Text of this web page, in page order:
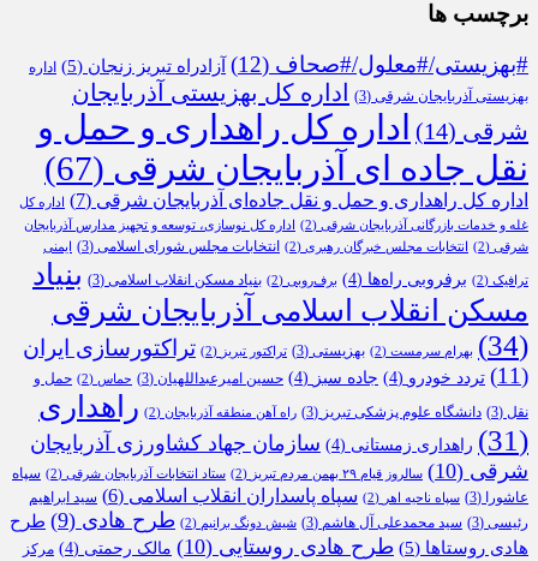
برچسب ها
#بهزیستی/#معلول/#صحاف (12) آزادراه تبریز زنجان (5)
اداره
بهزیستی آذربایجان شرقی (3)
اداره کل بهزیستی آذربایجان
شرقی (14)
اداره کل راهداری و حمل و
نقل جاده ای آذربایجان شرقی (67)
اداره کل راهداری و حمل و نقل جاده‌ای آذربایجان شرقی (7)
اداره کل
غله و خدمات بازرگانی آذربایجان شرقی (2)
اداره کل نوسازی، توسعه و تجهیز مدارس آذربایجان
شرقی (2) انتخابات مجلس خبرگان رهبری (2) انتخابات مجلس شورای اسلامی (3) ایمنی
ترافیک (2) برفروبی راه‌ها (4) برف‌روبی (2) بنیاد مسکن انقلاب اسلامی (3)
بنیاد
مسکن انقلاب اسلامی آذربایجان شرقی
(34)
بهرام سرمست (2) بهزیستی (3) تراکتور تبریز (2)
تراکتورسازی ایران
(11)
تردد خودرو (4) جاده سبز (4) حسین امیرعبداللهیان (3) حماس (2)
حمل و
نقل (3) دانشگاه علوم پزشکی تبریز (3) راه آهن منطقه آذربایجان (2)
راهداری
(31)
راهداری زمستانی (4)
سازمان جهاد کشاورزی آذربایجان
شرقی (10) سالروز قیام ۲۹ بهمن مردم تبریز (2) ستاد انتخابات آذربایجان شرقی (2)
سپاه
عاشورا
(3) سپاه ناحیه اهر (2) سپاه پاسداران انقلاب اسلامی (6)
سید ابراهیم
رئیسی (3) سید محمدعلی آل هاشم (3) شیش دونگ برانیم (2) طرح هادی (9)
طرح
هادی روستاها (5) طرح هادی روستایی (10) مالک رحمتی (4)
مرکز